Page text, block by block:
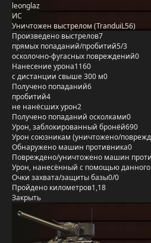
leonglaz
ИС
Уничтожен выстрелом (TranduiL56)
Произведено выстрелов7
прямых попаданий/пробитий5/3
осколочно-фугасных повреждений0
Нанесение урона1160
с дистанции свыше 300 м0
Получено попаданий6
пробитий4
не нанёсших урон2
Получено попаданий осколками0
Урон, заблокированный бронёй690
Урон союзникам (уничтожено/
Обнаружено машин противника0
Повреждено/уничтожено машин
Урон, нанесённый с помощью данного
Очки захвата/защиты базы0/0
Пройдено километров1,18
Закрыть